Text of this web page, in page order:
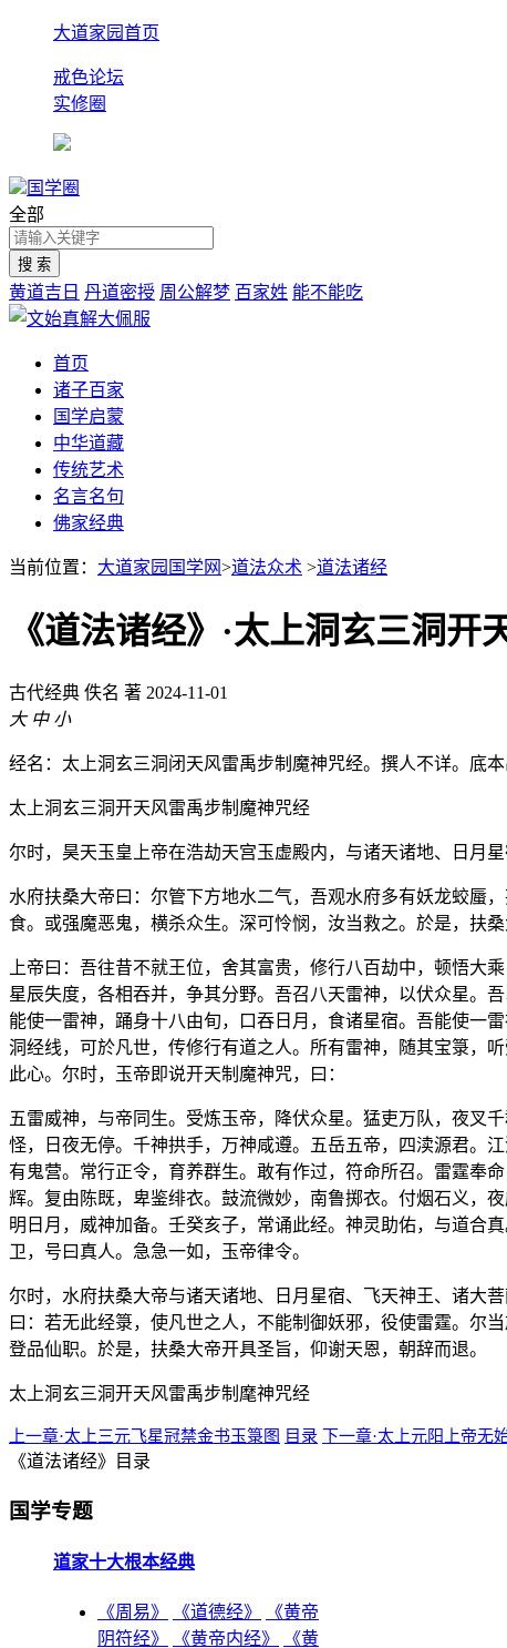
大道家园首页
戒色论坛
实修圈
国学圈
全部
黄道吉日 丹道密授 周公解梦 百家姓 能不能吃
首页
诸子百家
国学启蒙
中华道藏
传统艺术
名言名句
佛家经典
当前位置： 大道家园国学网>道法众术 >道法诸经
《道法诸经》·太上洞玄三洞
古代经典 佚名 著 2024-11-01
大 中 小
经名：太上洞玄三洞闭天风雷禹步制魔神咒经。撰人不详。底
太上洞玄三洞开天风雷禹步制魔神咒经
尔时，昊天玉皇上帝在浩劫天宫玉虚殿内，与诸天诸地、日月
水府扶桑大帝曰：尔管下方地水二气，吾观水府多有妖龙蛟蜃
食。或强魔恶鬼，横杀众生。深可怜悯，汝当救之。於是，扶
上帝曰：吾往昔不就王位，舍其富贵，修行八百劫中，顿悟大
星辰失度，各相吞并，争其分野。吾召八天雷神，以伏众星。
能使一雷神，踊身十八由旬，口吞日月，食诸星宿。吾能使一
洞经线，可於凡世，传修行有道之人。所有雷神，随其宝箓，
此心。尔时，玉帝即说开天制魔神咒，曰：
五雷威神，与帝同生。受炼玉帝，降伏众星。猛吏万队，夜叉
怪，日夜无停。千神拱手，万神咸遵。五岳五帝，四渎源君。
有鬼营。常行正令，育养群生。敢有作过，符命所召。雷霆奉
辉。复由陈既，卑鉴绯衣。鼓流微妙，南鲁掷衣。付烟石义，
明日月，威神加备。壬癸亥子，常诵此经。神灵助佑，与道合
卫，号曰真人。急急一如，玉帝律令。
尔时，水府扶桑大帝与诸天诸地、日月星宿、飞天神王、诸大
曰：若无此经箓，使凡世之人，不能制御妖邪，役使雷霆。尔
登品仙职。於是，扶桑大帝开具圣旨，仰谢天恩，朝辞而退。
太上洞玄三洞开天风雷禹步制麾神咒经
上一章·太上三元飞星冠禁金书玉箓图 目录 下一章·太上元阳上帝无
《道法诸经》目录
国学专题
道家十大根本经典
《周易》 《道德经》
《黄帝
阴符经》
《黄帝内经》
《黄